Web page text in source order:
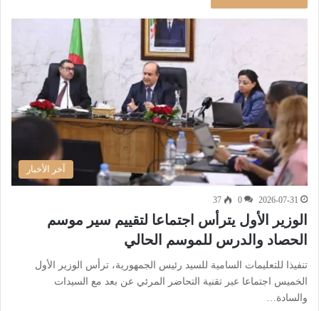
آخر الأخبار
2026-07-31
0
37
الوزير الأول يترأس اجتماعا لتقييم سير موسم
الحصاد والدرس للموسم الحالي
تنفيذا للتعليمات السامية للسيد رئيس الجمهورية، ترأس الوزير الأول
الخميس اجتماعا عبر تقنية التحاضر المرئي عن بعد مع السيدات
والسادة…